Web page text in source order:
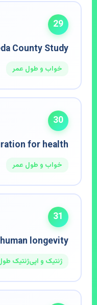
29
County Study
خواب و طول عمر
30
for health
خواب و طول عمر
31
longevity
ژنتیک و اپی‌ژنتیک